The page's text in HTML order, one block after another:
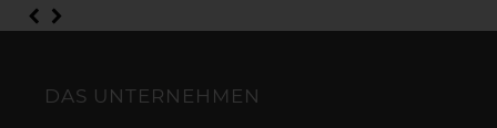
DAS UNTERNEHMEN